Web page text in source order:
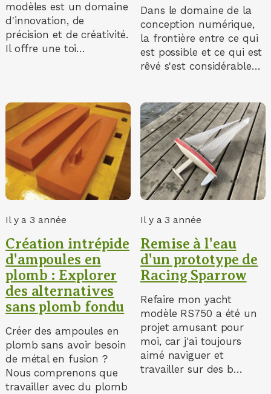
modèles est un domaine
d'innovation, de
précision et de créativité.
Il offre une toi…
Dans le domaine de la
conception numérique,
la frontière entre ce qui
est possible et ce qui est
rêvé s'est considérable…
Il y a 3 année
Création intrépide
d'ampoules en
plomb : Explorer
des alternatives
sans plomb fondu
Créer des ampoules en
plomb sans avoir besoin
de métal en fusion ?
Nous comprenons que
travailler avec du plomb
Il y a 3 année
Remise à l'eau
d'un prototype de
Racing Sparrow
Refaire mon yacht
modèle RS750 a été un
projet amusant pour
moi, car j'ai toujours
aimé naviguer et
travailler sur des b…